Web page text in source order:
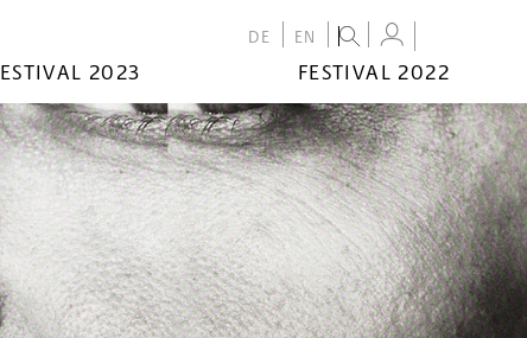
DE EN
2023 FESTIVAL 2022